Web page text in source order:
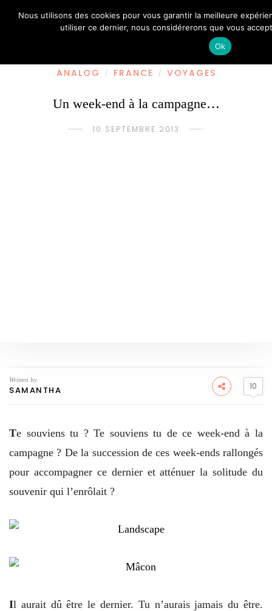
ANALOG / FRANCE / VOYAGES
Un week-end à la campagne…
10 SEPTEMBRE 2013
Written by
SAMANTHA 10
Te souviens tu ? Te souviens tu de ce week-end à la
campagne ? De la succession de ces week-ends rallongés
pour accompagner ce dernier et atténuer la solitude du
souvenir qui l’enrôlait ?
Il aurait dû être le dernier. Tu n’aurais jamais du être.
Nous utilisons des cookies pour vous garantir la meilleure
utiliser ce dernier, nous considérerons que vous
Ok